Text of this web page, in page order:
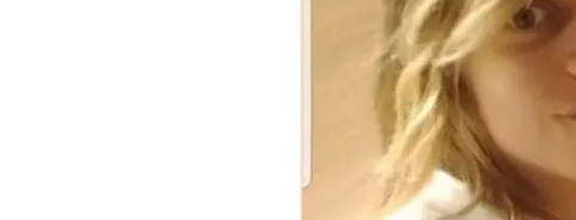
DEPORTES
TECNOLOGÍA